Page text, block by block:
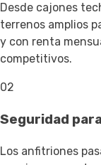
Desde cajones
terrenos amplios
y con renta
competitivos.
02
Seguridad
Los anfitriones